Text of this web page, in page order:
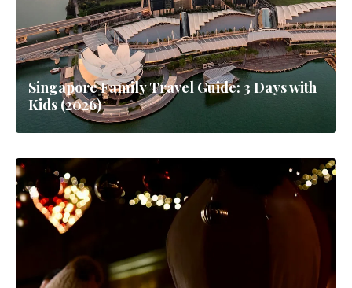
Singapore Family Travel Guide: 3 Days with
Kids (2026)